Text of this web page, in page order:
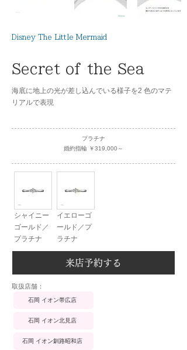
Disney The Little Mermaid
Secret of the Sea
海底に地上の光が差し込んでいる様子を2 色のマテ
リアルで表現
プラチナ
婚約指輪 ￥319,000～
シャイニー
ゴールド／
プラチナ
イエローゴ
ールド／プ
ラチナ
来店予約する
​取扱店舗：
石岡 イオン帯広店
石岡 イオン北見店
石岡 イオン釧路昭和店